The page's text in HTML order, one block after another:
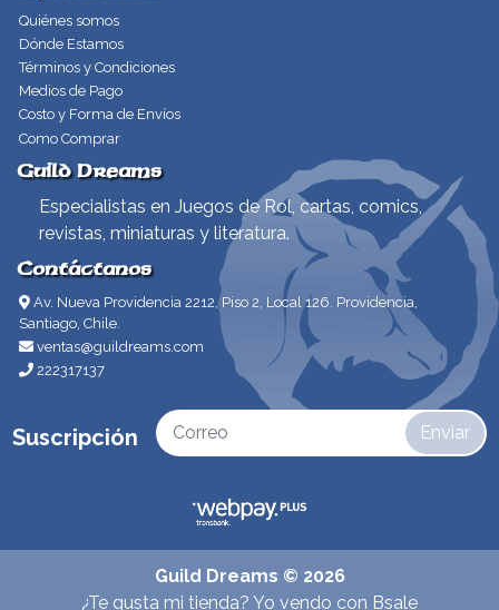
Quiénes somos
Dónde Estamos
Términos y Condiciones
Medios de Pago
Costo y Forma de Envíos
Como Comprar
Guild Dreams
Especialistas en Juegos de Rol, cartas, comics,
revistas, miniaturas y literatura.
Contáctanos
Av. Nueva Providencia 2212, Piso 2, Local 126. Providencia,
Santiago, Chile.
ventas@guildreams.com
222317137
Suscripción Enviar
Guild Dreams © 2026
¿Te gusta mi tienda? Yo vendo con Bsale